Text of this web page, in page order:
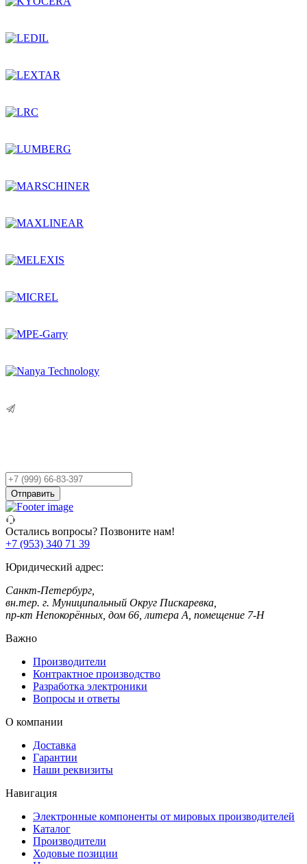
Ваш
телефон
Отправить
Остались вопросы? Позвоните нам!
+7 (953) 340 71 39
Юридический адрес:
Санкт-Петербург,
вн.тер. г. Муниципальный Округ Пискаревка,
пр-кт Непокорённых, дом 66, литера А, помещение 7-Н
Важно
Производители
Контрактное производство
Разработка электроники
Вопросы и ответы
О компании
Доставка
Гарантии
Наши реквизиты
Навигация
Электронные компоненты от мировых производителей
Каталог
Производители
Ходовые позиции